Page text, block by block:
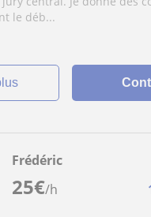
le déb...
25€/h
Frédéric